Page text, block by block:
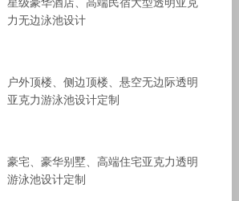
星级豪华酒店、高端民宿大型透明亚克
力无边泳池设计
户外顶楼、侧边顶楼、悬空无边际透明
亚克力游泳池设计定制
豪宅、豪华别墅、高端住宅亚克力透明
游泳池设计定制